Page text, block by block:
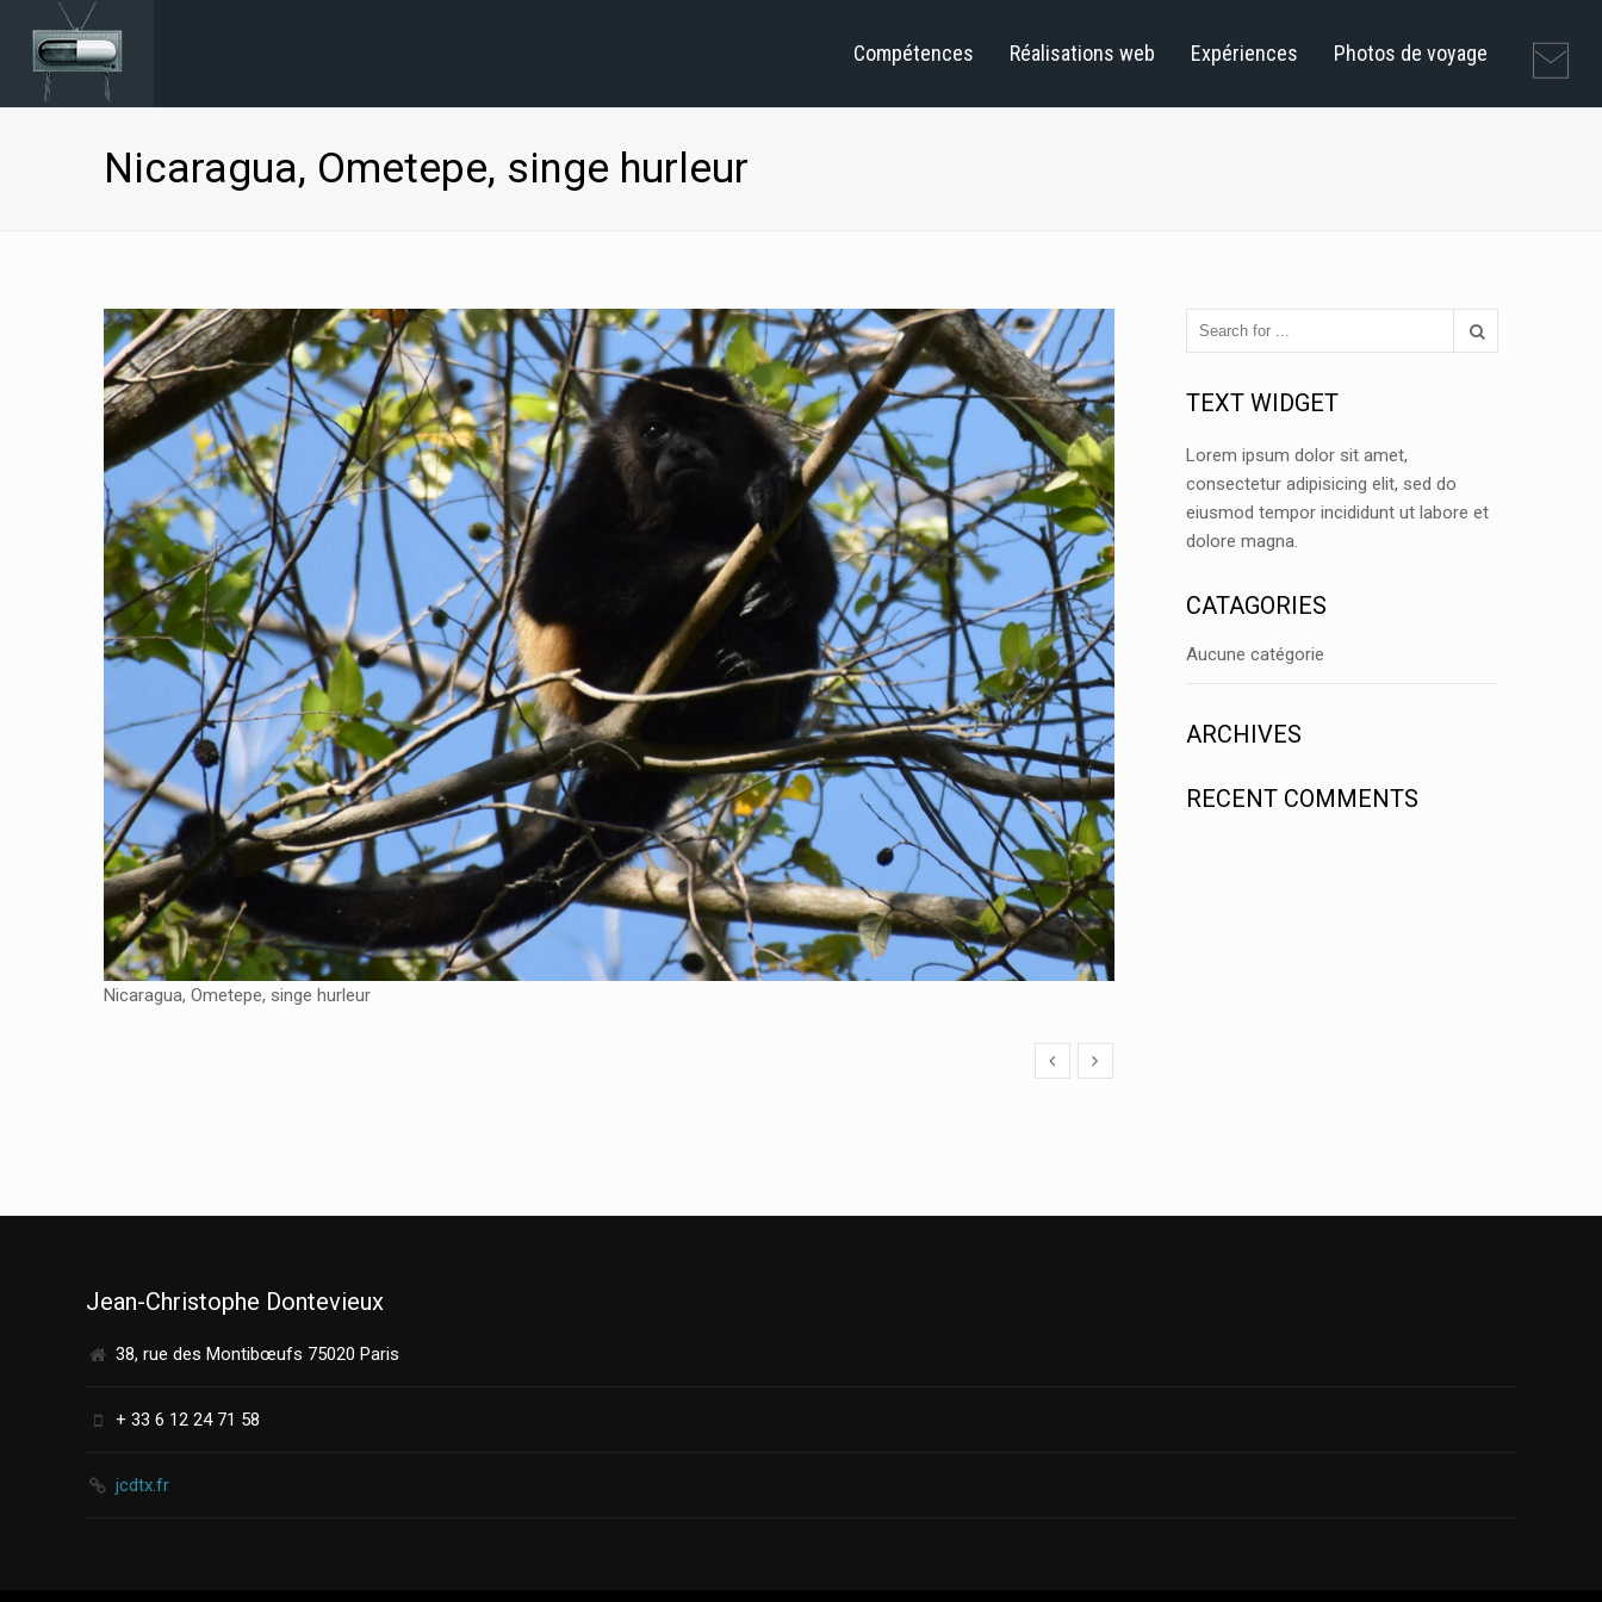
Compétences Réalisations web Expériences Photos de voyage
Nicaragua, Ometepe, singe hurleur
Nicaragua, Ometepe, singe hurleur
TEXT WIDGET
Lorem ipsum dolor sit amet,
consectetur adipisicing elit, sed do
eiusmod tempor incididunt ut labore et
dolore magna.
CATAGORIES
Aucune catégorie
ARCHIVES
RECENT COMMENTS
Jean-Christophe Dontevieux
38, rue des Montibœufs 75020 Paris
+ 33 6 12 24 71 58
jcdtx.fr